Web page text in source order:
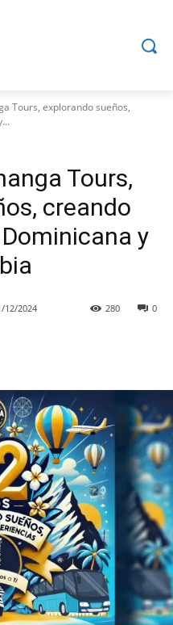
Tours, explorando sueños,
Tours,
creando
y
12/2024 0
280